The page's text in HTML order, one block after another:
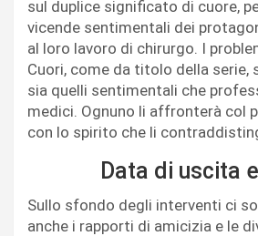
sul duplice significato di cuore,
vicende sentimentali dei
al loro lavoro di chirurgo. I
Cuori, come da titolo della serie,
sia quelli sentimentali che
medici. Ognuno li affronterà col
con lo spirito che li
Data di uscita
Sullo sfondo degli interventi ci
anche i rapporti di amicizia e le